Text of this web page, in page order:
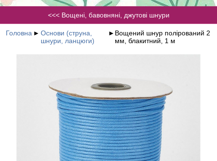
<<< Вощені, бавовняні, джутові шнури
Головна ► Основи (струна,
шнури, ланцюги)
► Вощений шнур полірований 2
мм, блакитний, 1 м